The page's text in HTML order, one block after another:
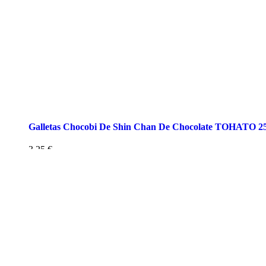
Galletas Chocobi De Shin Chan De Chocolate TOHATO
3,25 €